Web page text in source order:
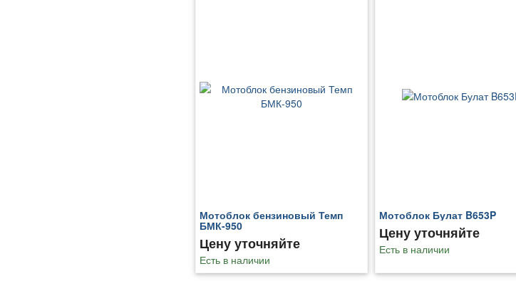
Мотоблок бензиновый Темп
БМК-950
Цену уточняйте
Есть в наличии
Мотоблок Булат B653P
Цену уточняйте
Есть в наличии